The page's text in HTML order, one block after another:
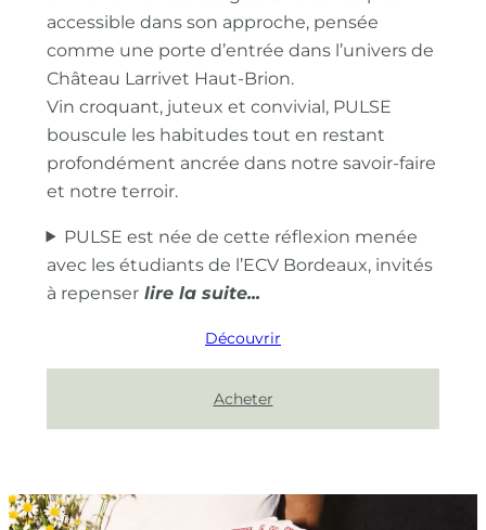
accessible dans son approche, pensée
comme une porte d’entrée dans l’univers de
Château Larrivet Haut-Brion.
Vin croquant, juteux et convivial, PULSE
bouscule les habitudes tout en restant
profondément ancrée dans notre savoir-faire
et notre terroir.
PULSE est née de cette réflexion menée
avec les étudiants de l’ECV Bordeaux, invités
à repenser
Découvrir
Acheter